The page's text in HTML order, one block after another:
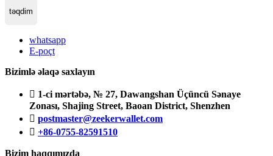
təqdim
whatsapp
E-poçt
Bizimlə əlaqə saxlayın
 1-ci mərtəbə, № 27, Dawangshan Üçüncü Sənaye
Zonası, Shajing Street, Baoan District, Shenzhen
 postmaster@zeekerwallet.com
 +86-0755-82591510
Bizim haqqımızda